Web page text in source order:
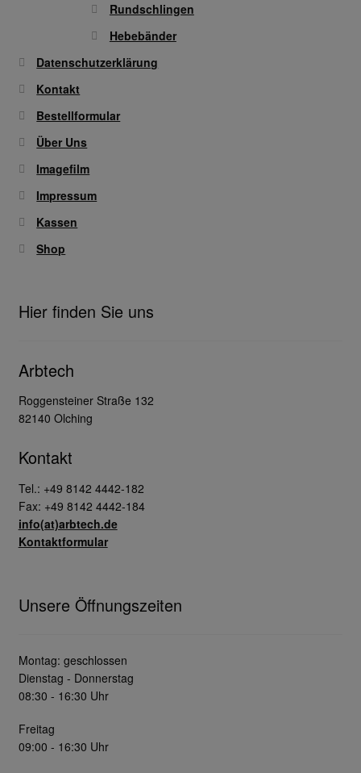
Rundschlingen
Hebebänder
Datenschutzerklärung
Kontakt
Bestellformular
Über Uns
Imagefilm
Impressum
Kassen
Shop
Hier finden Sie uns
Arbtech
Roggensteiner Straße 132
82140 Olching
Kontakt
Tel.: +49 8142 4442-182
Fax: +49 8142 4442-184
info(at)arbtech.de
Kontaktformular
Unsere Öffnungszeiten
Montag: geschlossen
Dienstag - Donnerstag
08:30 - 16:30 Uhr
Freitag
09:00 - 16:30 Uhr